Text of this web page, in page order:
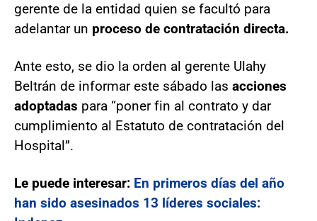
gerente de la entidad quien se facultó para
adelantar un proceso de contratación directa.
Ante esto, se dio la orden al gerente Ulahy
Beltrán de informar este sábado las acciones
adoptadas para “poner fin al contrato y dar
cumplimiento al Estatuto de contratación del
Hospital”.
Le puede interesar: En primeros días del año
han sido asesinados 13 líderes sociales: